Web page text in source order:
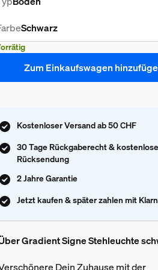
Schwarz
Zum Einkaufswagen
Kostenloser Versand ab 50 CHF
30 Tage Rückgaberecht & kostenlose
Rücksendung
2 Jahre Garantie
Jetzt kaufen & später zahlen mit
Gradient Signe Stehleuchte
Dein Zuhause mit der